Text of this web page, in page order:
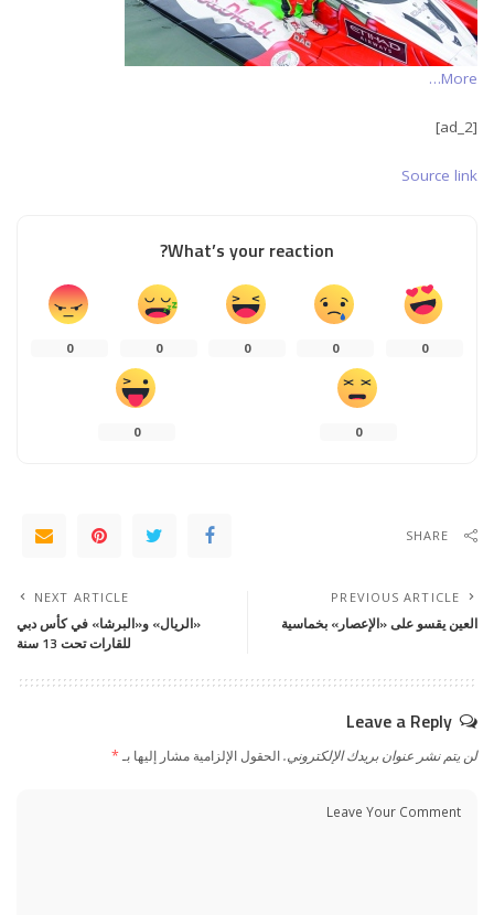
More…
[ad_2]
Source link
What’s your reaction?
0
0
0
0
0
0
0
SHARE
PREVIOUS ARTICLE
العين يقسو على «الإعصار» بخماسية
NEXT ARTICLE
«الريال» و«البرشا» في كأس دبي
للقارات تحت 13 سنة
Leave a Reply
لن يتم نشر عنوان بريدك الإلكتروني.الحقول الإلزامية مشار إليها بـ*